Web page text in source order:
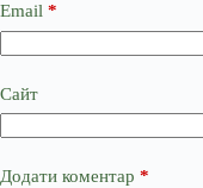
Email *
Сайт
Додати коментар *